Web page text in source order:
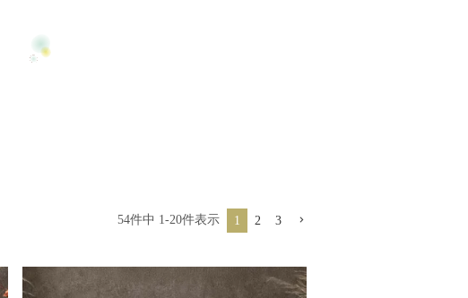
54件中 1-20件表示 1 2 3